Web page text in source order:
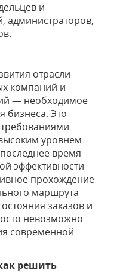
и
администраторов,
отрасли
компаний и
— необходимое
бизнеса. Это
уровнем
время
эффективности
прохождение
маршрута
заказов и
невозможно
современной
решить